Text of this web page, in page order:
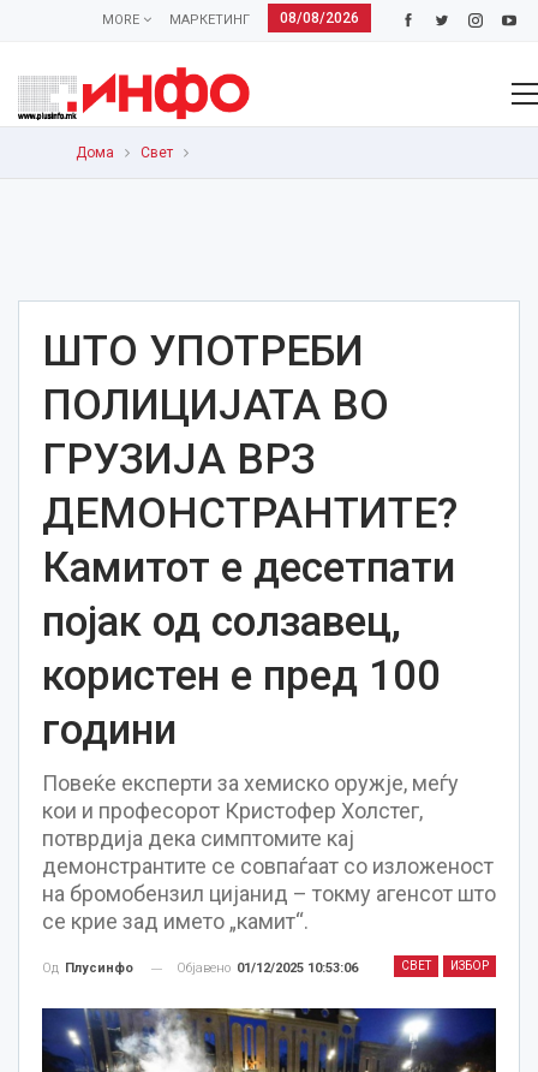
08/08/2026
МАРКЕТИНГ
MORE
Дома Свет
ШТО УПОТРЕБИ
ПОЛИЦИЈАТА ВО
ГРУЗИЈА ВРЗ
ДЕМОНСТРАНТИТЕ?
Камитот е десетпати
појак од солзавец,
користен е пред 100
години
Повеќе експерти за хемиско оружје, меѓу
кои и професорот Кристофер Холстег,
потврдија дека симптомите кај
демонстрантите се совпаѓаат со изложеност
на бромобензил цијанид – токму агенсот што
се крие зад името „камит“.
СВЕТ ИЗБОР
Од Плусинфо Објавено 01/12/2025 10:53:06